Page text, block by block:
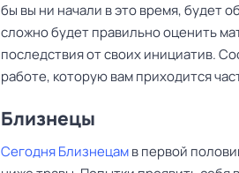
бы вы ни начали в это время, будет
сложно будет правильно оценить
последствия от своих инициатив.
работе, которую вам приходится
Близнецы
Сегодня Близнецамв первой